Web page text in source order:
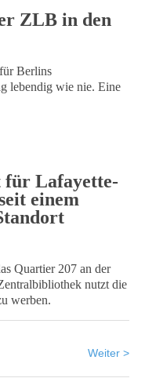
ZLB in den
Berlins
lebendig wie nie. Eine
Lafayette-
einem
Quartier 207 an der
nutzt die
werben.
Weiter >